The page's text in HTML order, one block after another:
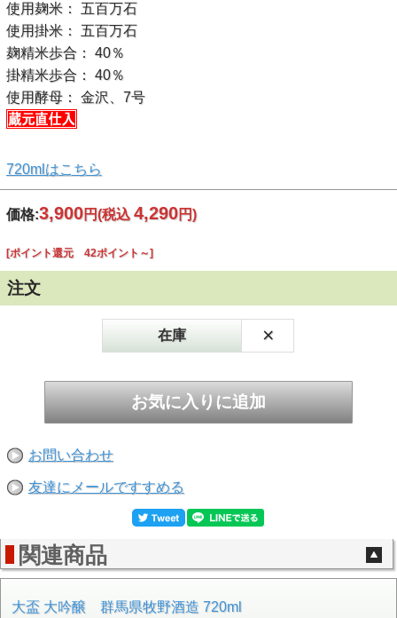
使用麹米： 五百万石
使用掛米： 五百万石
麹精米歩合： 40％
掛精米歩合： 40％
使用酵母： 金沢、7号
720mlはこちら
価格:3,900円(税込 4,290円)
[ポイント還元 42ポイント～]
注文
在庫 ×
お問い合わせ
友達にメールですすめる
関連商品
大盃 大吟醸 群馬県牧野酒造 720ml